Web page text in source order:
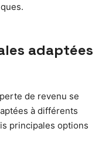
adaptées
de revenu se
à différents
principales options